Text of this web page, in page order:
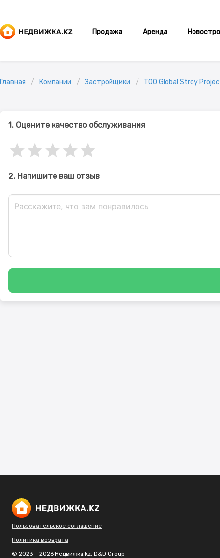
Продажа Аренда
Главная Компании Застройщики ТОО Global Stroy
1. Оцените качество обслуживания
2. Напишите ваш отзыв
Пользовательское соглашение
Политика возврата
© 2023 - 2026 Недвижка.kz. D&D Group